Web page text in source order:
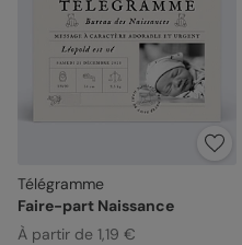
Télégramme
Faire-part Naissance
À partir de 1,19 €